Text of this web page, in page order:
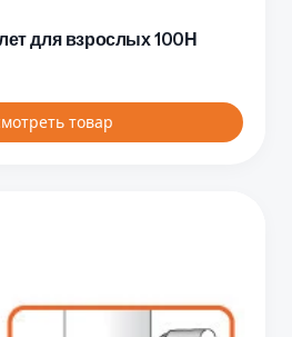
для взрослых 100Н
товар